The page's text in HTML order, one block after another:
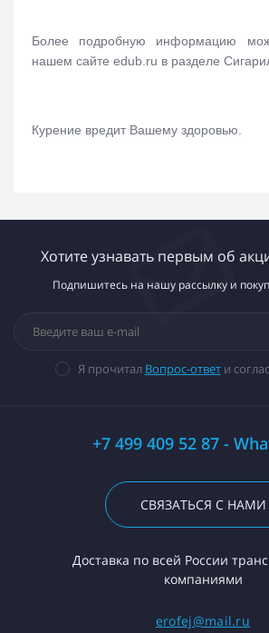
Более подробную информацию
нашем сайте edub.ru в разделе
Курение вредит Вашему здоровью.
Хотите узнавать первым об
Подпишитесь на нашу рассылку и
Я прочитал Вопрос-ответи
+7 499 409 52 87 -
СВЯЗАТЬСЯ С НАМИ
Доставка по всей России
компаниями
erofej@mail.ru